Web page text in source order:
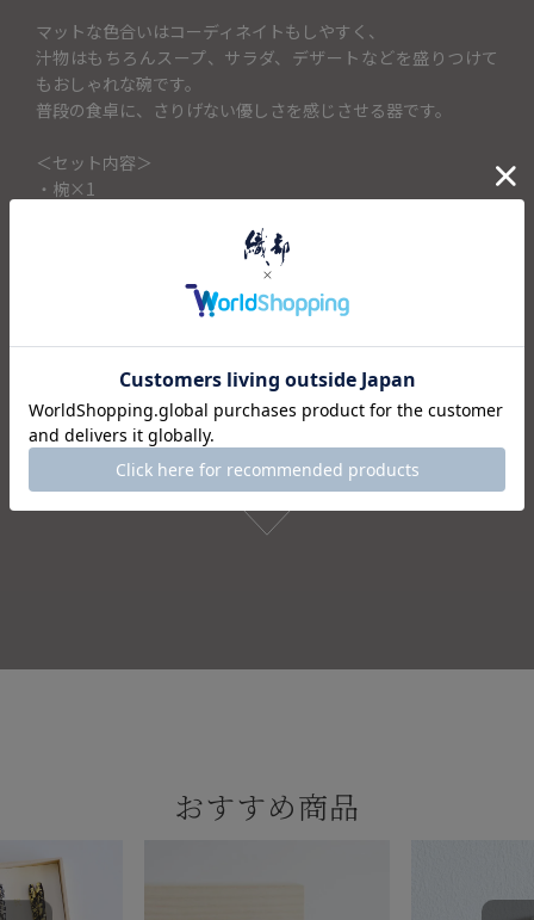
マットな色合いはコーディネイトもしやすく、
汁物はもちろんスープ、サラダ、デザートなどを盛りつけて
もおしゃれな碗です。
普段の食卓に、さりげない優しさを感じさせる器です。
＜セット内容＞
・椀×1
注意事項
おすすめ商品